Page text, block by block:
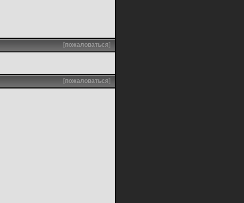
[пожаловаться]
[пожаловаться]